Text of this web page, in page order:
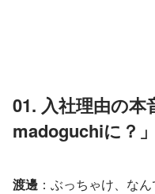
01. 入社理由の本
madoguchiに？」
渡邊 ：ぶっちゃけ、な